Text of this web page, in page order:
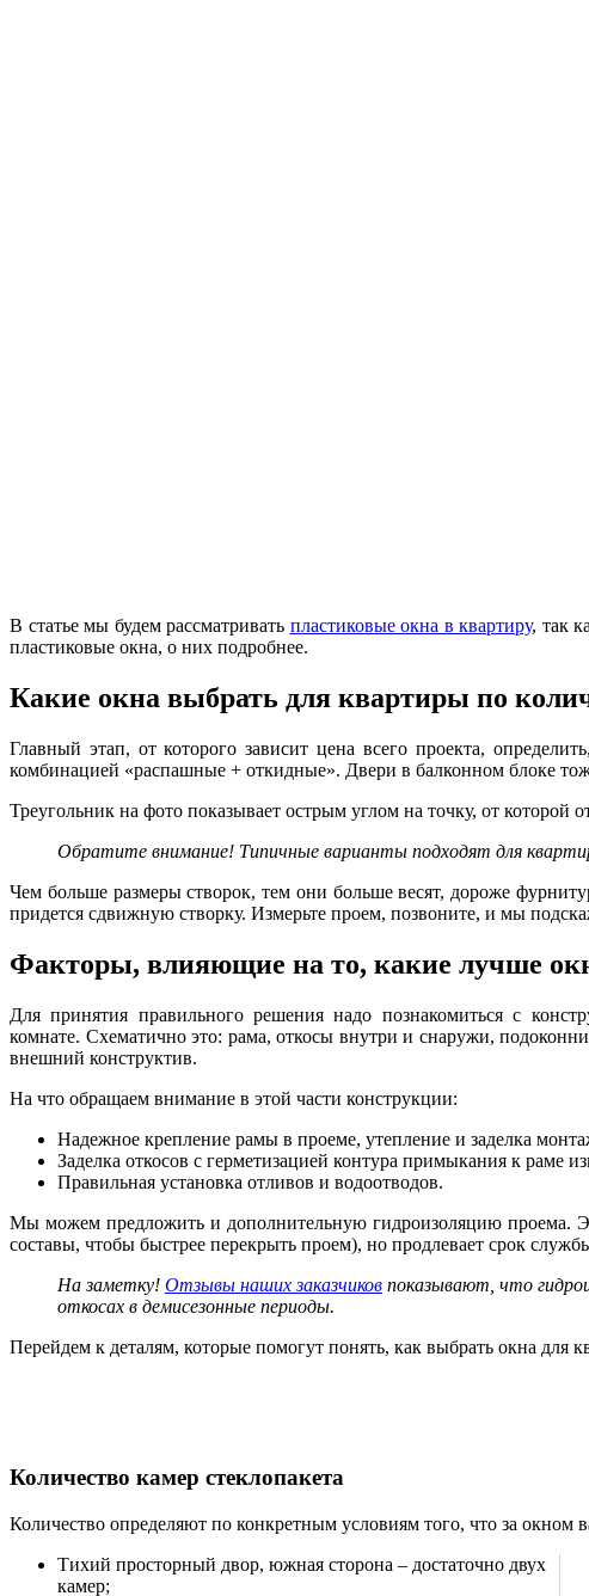
В статье мы будем рассматривать пластиковые окна в квартиру, так
пластиковые окна, о них подробнее.
Какие окна выбрать для квартиры по
Главный этап, от которого зависит цена всего проекта,
комбинацией «распашные + откидные». Двери в балконном блоке
Треугольник на фото показывает острым углом на точку, от которой
Обратите внимание! Типичные варианты подходят для
Чем больше размеры створок, тем они больше весят, дороже
придется сдвижную створку. Измерьте проем, позвоните, и мы
Факторы, влияющие на то, какие лучше
Для принятия правильного решения надо познакомиться с
комнате. Схематично это: рама, откосы внутри и снаружи,
внешний конструктив.
На что обращаем внимание в этой части конструкции:
Надежное крепление рамы в проеме, утепление и заделка
Заделка откосов с герметизацией контура примыкания к раме
Правильная установка отливов и водоотводов.
Мы можем предложить и дополнительную гидроизоляцию проема.
составы, чтобы быстрее перекрыть проем), но продлевает срок
На заметку! Отзывы наших заказчиков показывают, что
откосах в демисезонные периоды.
Перейдем к деталям, которые помогут понять, как выбрать окна для
Количество камер стеклопакета
Количество определяют по конкретным условиям того, что за окном
Тихий просторный двор, южная сторона – достаточно двух
камер;